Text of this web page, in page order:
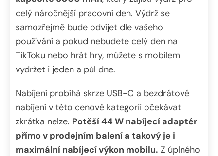
celý náročnější pracovní den. Výdrž se
samozřejmě bude odvíjet dle vašeho
používání a pokud nebudete celý den na
TikToku nebo hrát hry, můžete s mobilem
vydržet i jeden a půl dne.
Nabíjení probíhá skrze USB-C a bezdrátové
nabíjení v této cenové kategorii očekávat
zkrátka nelze. Potěší 44 W nabíjecí adaptér
přímo v prodejním balení a takový je i
maximální nabíjecí výkon mobilu. Z úplného